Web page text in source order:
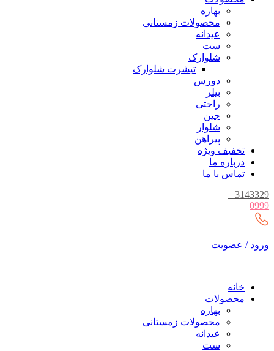
بهاره
محصولات زمستانی
عیدانه
ست
شلوارک
تیشرت شلوارک
دورس
بیلر
راحتی
جین
شلوار
پیراهن
تخفیف ویژه
درباره ما
تماس با ما
3143329
0999
ورود / عضویت
خانه
محصولات
بهاره
محصولات زمستانی
عیدانه
ست